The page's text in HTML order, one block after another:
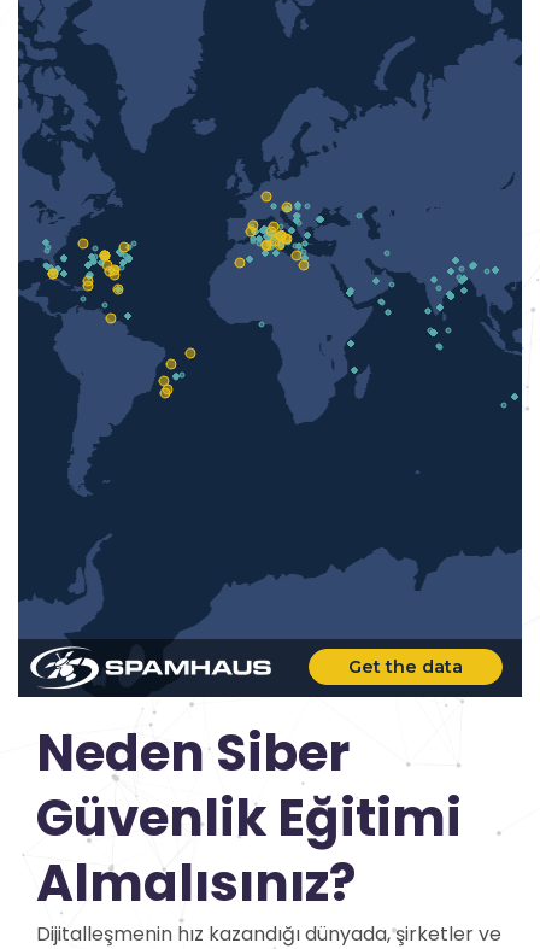
Get the data
Neden Siber
Güvenlik Eğitimi
Almalısınız?
Dijitalleşmenin hız kazandığı dünyada, şirketler ve